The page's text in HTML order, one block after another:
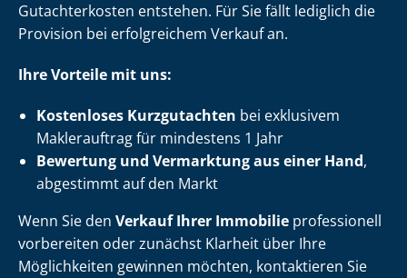
Gutachterkosten entstehen. Für Sie fällt lediglich die
Provision bei erfolgreichem Verkauf an.
Ihre Vorteile mit uns:
Kostenloses Kurzgutachten bei exklusivem
Maklerauftrag für mindestens 1 Jahr
Bewertung und Vermarktung aus einer Hand,
abgestimmt auf den Markt
Wenn Sie den Verkauf Ihrer Immobilie professionell
vorbereiten oder zunächst Klarheit über Ihre
Möglichkeiten gewinnen möchten, kontaktieren Sie